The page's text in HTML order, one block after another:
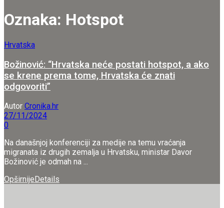
Oznaka: Hotspot
Hrvatska
Božinović: “Hrvatska neće postati hotspot, a ako
se krene prema tome, Hrvatska će znati
odgovoriti”
Autor Cronika.hr
27/11/2024
0
Na današnjoj konferenciji za medije na temu vraćanja
migranata iz drugih zemalja u Hrvatsku, ministar Davor
Božinović je odmah na ...
Opširnije Details